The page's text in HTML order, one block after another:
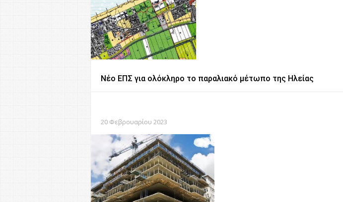
Νέο ΕΠΣ για ολόκληρο το παραλιακό μέτωπο της Ηλείας
20 Φεβρουαρίου 2023